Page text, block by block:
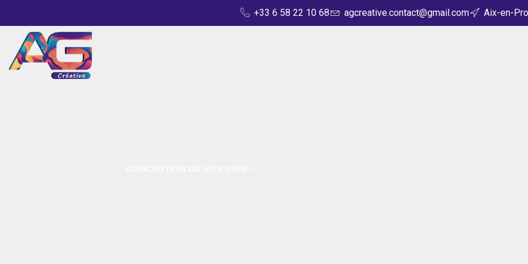
+33 6 58 22 10 68 agcreative.contact@gmail.com Aix-en-